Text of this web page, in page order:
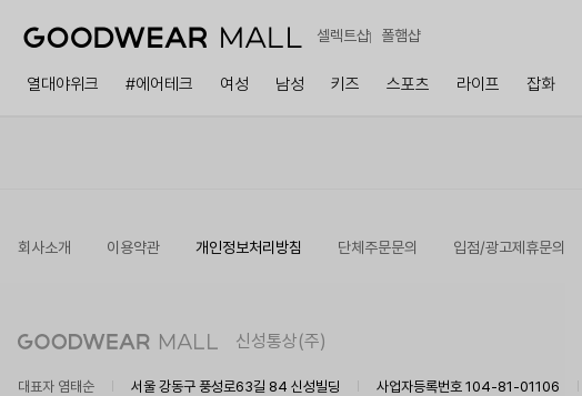
셀렉트샵 폴햄샵
열대야위크 #에어테크 여성 남성 키즈 스포츠 라이프 잡화
회사소개 이용약관 개인정보처리방침 단체주문문의 입점/광고제휴문의
신성통상(주)
대표자 염태순 서울 강동구 풍성로63길 84 신성빌딩 사업자등록번호 104-81-01106